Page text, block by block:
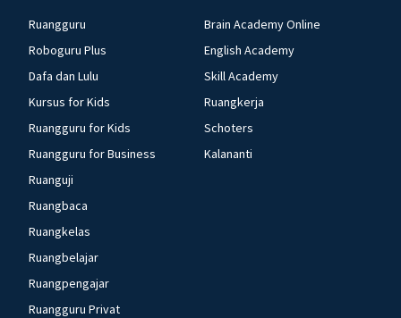
Ruangguru
Roboguru Plus
Dafa dan Lulu
Kursus for Kids
Ruangguru for Kids
Ruangguru for Business
Ruanguji
Ruangbaca
Ruangkelas
Ruangbelajar
Ruangpengajar
Ruangguru Privat
Brain Academy Online
English Academy
Skill Academy
Ruangkerja
Schoters
Kalananti